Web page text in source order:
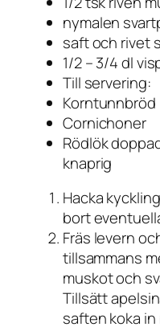
nymalen
saft och rivet
1/2 – 3/4 dl
Till servering:
Korntunnbröd
Cornichoner
Rödlök
knaprig
Hacka
bort
Fräs levern
tillsammans
muskot och
Tillsätt
saften koka